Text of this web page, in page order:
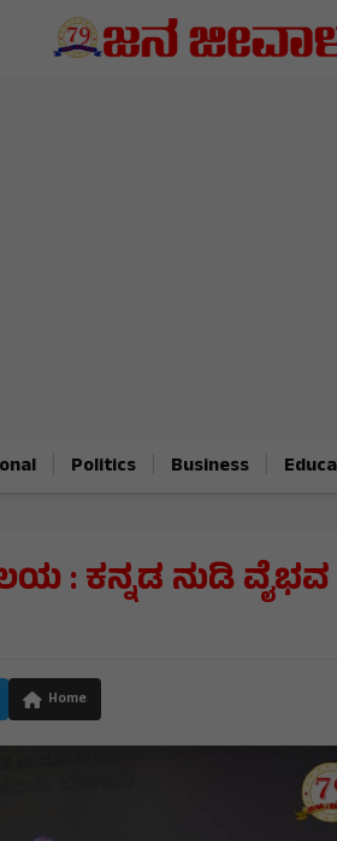
Politics Business
: ಕನ್ನಡ ನುಡಿ ವೈಭವ
Home